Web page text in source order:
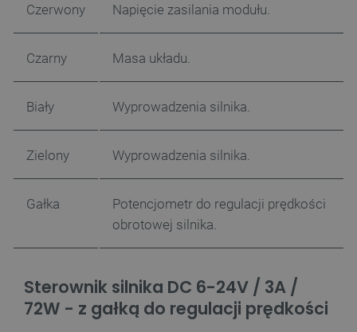
Czerwony Napięcie zasilania modułu.
Czarny Masa układu.
Biały Wyprowadzenia silnika.
Zielony Wyprowadzenia silnika.
Gałka
Potencjometr do regulacji prędkości
obrotowej silnika.
Sterownik silnika DC 6-24V / 3A /
72W - z gałką do regulacji prędkości